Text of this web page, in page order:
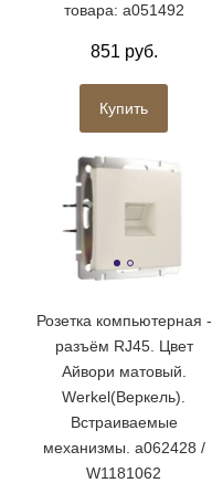
товара: a051492
851 руб.
Купить
Розетка компьютерная -
разъём RJ45. Цвет
Айвори матовый.
Werkel(Веркель).
Встраиваемые
механизмы. a062428 /
W1181062